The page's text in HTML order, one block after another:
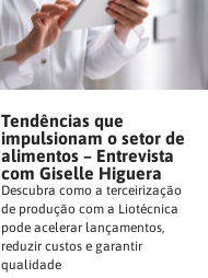
Tendências que
impulsionam o setor de
alimentos – Entrevista
com Giselle Higuera
Descubra como a terceirização
de produção com a Liotécnica
pode acelerar lançamentos,
reduzir custos e garantir
qualidade